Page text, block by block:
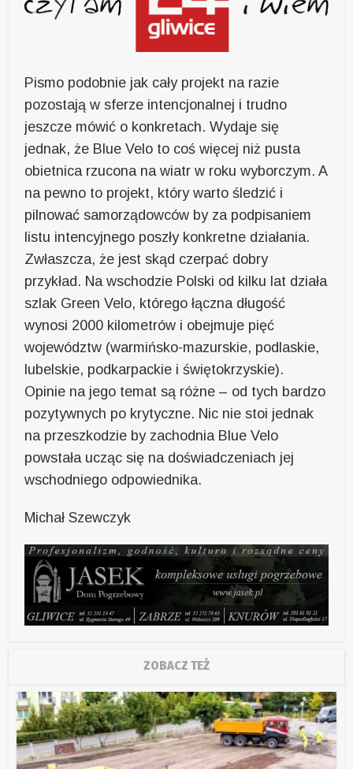
Pismo podobnie jak cały projekt na razie
pozostają w sferze intencjonalnej i trudno
jeszcze mówić o konkretach. Wydaje się
jednak, że Blue Velo to coś więcej niż pusta
obietnica rzucona na wiatr w roku wyborczym. A
na pewno to projekt, który warto śledzić i
pilnować samorządowców by za podpisaniem
listu intencyjnego poszły konkretne działania.
Zwłaszcza, że jest skąd czerpać dobry
przykład. Na wschodzie Polski od kilku lat działa
szlak Green Velo, którego łączna długość
wynosi 2000 kilometrów i obejmuje pięć
województw (warmińsko-mazurskie, podlaskie,
lubelskie, podkarpackie i świętokrzyskie).
Opinie na jego temat są różne – od tych bardzo
pozytywnych po krytyczne. Nic nie stoi jednak
na przeszkodzie by zachodnia Blue Velo
powstała ucząc się na doświadczeniach jej
wschodniego odpowiednika.
Michał Szewczyk
ZOBACZ TEŻ